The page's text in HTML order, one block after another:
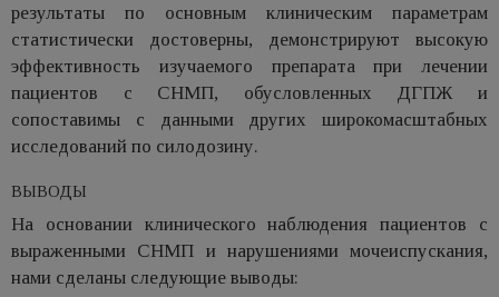
результаты по основным клиническим параметрам
статистически достоверны, демонстрируют высокую
эффективность изучаемого препарата при лечении
пациентов с СНМП, обусловленных ДГПЖ и
сопоставимы с данными других широкомасштабных
исследований по силодозину.
ВЫВОДЫ
На основании клинического наблюдения пациентов с
выраженными СНМП и нарушениями мочеиспускания,
нами сделаны следующие выводы: